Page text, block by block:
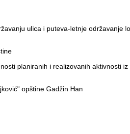
ulica i puteva-letnje održavanje
planiranih i realizovanih aktivnosti
opštine Gadžin Han